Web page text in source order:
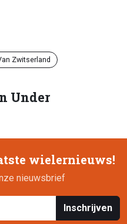
Zwitserland
Under
wielernieuws!
nieuwsbrief
Inschrijven